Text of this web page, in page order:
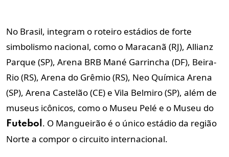
No Brasil, integram o roteiro estádios de forte
simbolismo nacional, como o Maracanã (RJ), Allianz
Parque (SP), Arena BRB Mané Garrincha (DF), Beira-
Rio (RS), Arena do Grêmio (RS), Neo Química Arena
(SP), Arena Castelão (CE) e Vila Belmiro (SP), além de
museus icônicos, como o Museu Pelé e o Museu do
Futebol . O Mangueirão é o único estádio da região
Norte a compor o circuito internacional.